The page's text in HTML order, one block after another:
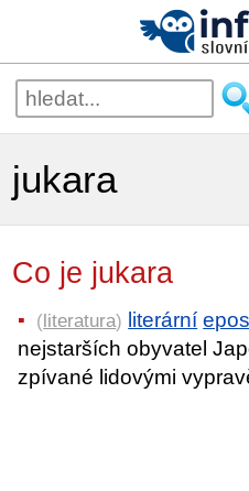
jukara
Co je jukara
(literatura) literární
nejstarších obyvatel
zpívané lidovými